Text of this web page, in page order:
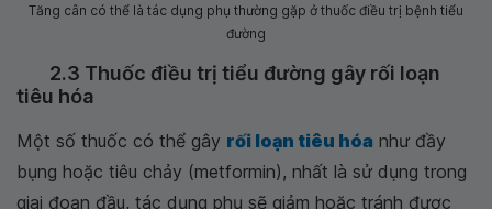
Tăng cân có thể là tác dụng phụ thường gặp ở thuốc điều trị bệnh tiểu
đường
2.3 Thuốc điều trị tiểu đường gây rối loạn
tiêu hóa
Một số thuốc có thể gây rối loạn tiêu hóa như đầy
bụng hoặc tiêu chảy (metformin), nhất là sử dụng trong
giai đoạn đầu, tác dụng phụ sẽ giảm hoặc tránh được